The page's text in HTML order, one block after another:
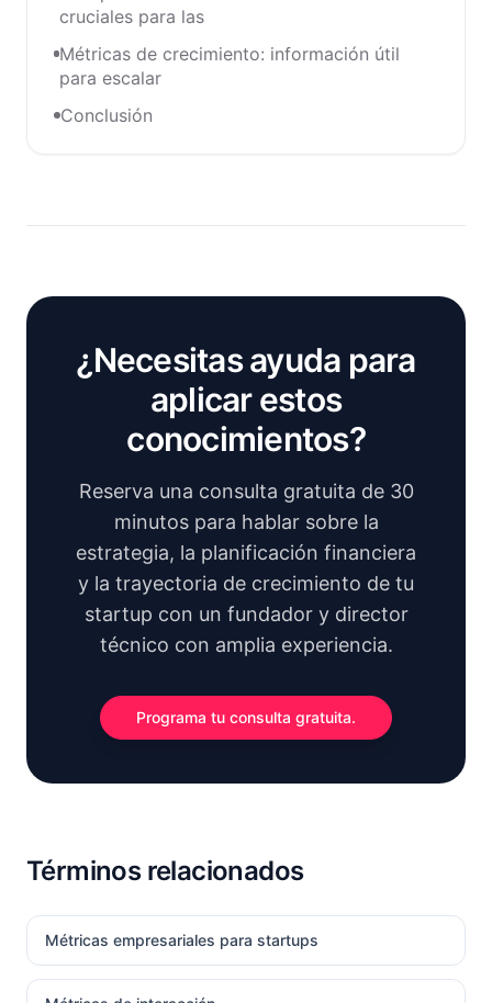
cruciales para las
Métricas de crecimiento: información útil
para escalar
Conclusión
¿Necesitas ayuda para
aplicar estos
conocimientos?
Reserva una consulta gratuita de 30
minutos para hablar sobre la
estrategia, la planificación financiera
y la trayectoria de crecimiento de tu
startup con un fundador y director
técnico con amplia experiencia.
Programa tu consulta gratuita.
Términos relacionados
Métricas empresariales para startups